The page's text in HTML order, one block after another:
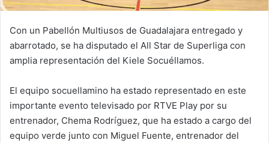
Con un Pabellón Multiusos de Guadalajara entregado y
abarrotado, se ha disputado el All Star de Superliga con
amplia representación del Kiele Socuéllamos.
El equipo socuellamino ha estado representado en este
importante evento televisado por RTVE Play por su
entrenador, Chema Rodríguez, que ha estado a cargo del
equipo verde junto con Miguel Fuente, entrenador del